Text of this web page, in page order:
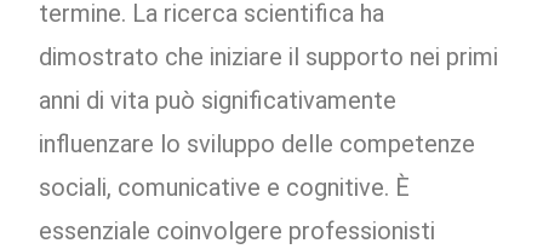
termine. La ricerca scientifica ha
dimostrato che iniziare il supporto nei primi
anni di vita può significativamente
influenzare lo sviluppo delle competenze
sociali, comunicative e cognitive. È
essenziale coinvolgere professionisti